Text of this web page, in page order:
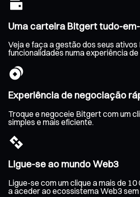
Uma carteira Bitgert tudo-
Veja e faça a gestão dos seus
funcionalidades numa experiência
Experiência de negociação
Troque e negoceie Bitgert com um
simples e mais eficiente.
Ligue-se ao mundo Web3
Ligue-se com um clique a mais de
a aceder ao ecossistema Web3